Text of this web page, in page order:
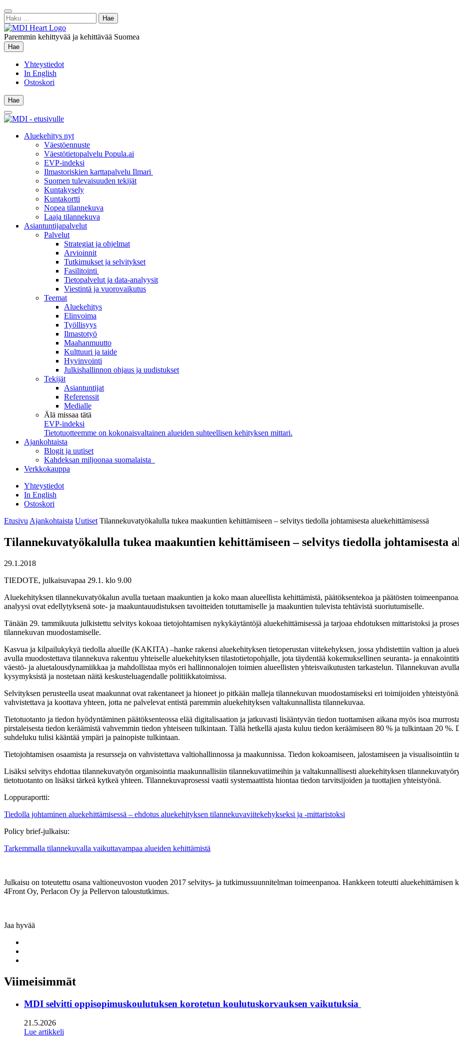
Siirry
sisältöön
Sulje
hae
Haku:
Paremmin kehittyvää ja kehittävää Suomea
Hae
Hae
Yhteystiedot
In English
Ostoskori
Hae
Hae
Main
Menu
Aluekehitys nyt
Väestöennuste
Väestötietopalvelu Popula.ai
EVP-indeksi
Ilmastoriskien karttapalvelu Ilmari
Suomen tulevaisuuden tekijät
Kuntakysely
Kuntakortti
Nopea tilannekuva
Laaja tilannekuva
Asiantuntijapalvelut
Palvelut
Strategiat ja ohjelmat
Arvioinnit
Tutkimukset ja selvitykset
Fasilitointi
Tietopalvelut ja data-analyysit
Viestintä ja vuorovaikutus
Teemat
Aluekehitys
Elinvoima
Työllisyys
Ilmastotyö
Maahanmuutto
Kulttuuri ja taide
Hyvinvointi
Julkishallinnon ohjaus ja uudistukset
Tekijät
Asiantuntijat
Referenssit
Medialle
Älä missaa tätä
EVP-indeksi
Tietotuotteemme on kokonaisvaltainen alueiden suhteellisen kehityksen mittari.
Ajankohtaista
Blogit ja uutiset
Kahdeksan miljoonaa suomalaista
Verkkokauppa
Yhteystiedot
In English
Ostoskori
Etusivu Ajankohtaista Uutiset Tilannekuvatyökalulla tukea maakuntien kehittämiseen – selvitys tiedolla johtamisesta aluekehittämisessä
Tilannekuvatyökalulla tukea maakuntien kehittämiseen – selvitys tiedolla johtamisesta
29.1.2018
TIEDOTE, julkaisuvapaa 29.1. klo 9.00
Aluekehityksen tilannekuvatyökalun avulla tuetaan maakuntien ja koko maan alueellista kehittämistä, päätöksentekoa ja päätösten
analyysi ovat edellytyksenä sote- ja maakuntauudistuksen tavoitteiden totuttamiselle ja maakuntien tulevista tehtävistä suoriutumiselle.
Tänään 29. tammikuuta julkistettu selvitys kokoaa tietojohtamisen nykykäytäntöjä aluekehittämisessä ja tarjoaa ehdotuksen mittaristoksi ja
tilannekuvan muodostamiselle.
Kasvua ja kilpailukykyä tiedolla alueille (KAKITA) –hanke rakensi aluekehityksen tietoperustan viitekehyksen, jossa yhdistettiin valtion ja
avulla muodostettava tilannekuva rakentuu yhteiselle aluekehityksen tilastotietopohjalle, jota täydentää kokemuksellinen seuranta- ja
väestö- ja aluetalousdynamiikkaa ja mahdollistaa myös eri hallinnonalojen toimien alueellisten yhteisvaikutusten tarkastelun. Tilannekuvan
kysymyksistä ja nostetaan näitä keskusteluagendalle politiikkatoimissa.
Selvityksen perusteella useat maakunnat ovat rakentaneet ja hioneet jo pitkään malleja tilannekuvan muodostamiseksi eri toimijoiden
vahvistettava ja koottava yhteen, jotta ne palvelevat entistä paremmin aluekehityksen valtakunnallista tilannekuvaa.
Tietotuotanto ja tiedon hyödyntäminen päätöksenteossa elää digitalisaation ja jatkuvasti lisääntyvän tiedon tuottamisen aikana myös isoa
pirstaleisesta tiedon keräämistä vahvemmin tiedon yhteiseen tulkintaan. Tällä hetkellä ajasta kuluu tiedon keräämiseen 80 % ja tulkintaan 20
suhdeluku tulisi kääntää ympäri ja painopiste tulkintaan.
Tietojohtamisen osaamista ja resursseja on vahvistettava valtiohallinnossa ja maakunnissa. Tiedon kokoamiseen, jalostamiseen ja visualisointiin
Lisäksi selvitys ehdottaa tilannekuvatyön organisointia maakunnallisiin tilannekuvatiimeihin ja valtakunnallisesti aluekehityksen
tietotuotanto on lisäksi tärkeä kytkeä yhteen. Tilannekuvaprosessi vaatii systemaattista hiontaa tiedon tarvitsijoiden ja tuottajien yhteistyönä.
Loppuraportti:
Tiedolla johtaminen aluekehittämisessä – ehdotus aluekehityksen tilannekuvaviitekehykseksi ja -mittaristoksi
Policy brief-julkaisu:
Tarkemmalla tilannekuvalla vaikuttavampaa alueiden kehittämistä
Julkaisu on toteutettu osana valtioneuvoston vuoden 2017 selvitys- ja tutkimussuunnitelman toimeenpanoa. Hankkeen toteutti
4Front Oy, Perlacon Oy ja Pellervon taloustutkimus.
Jaa hyvää
twitter
Viimeisimmät
MDI selvitti oppisopimuskoulutuksen korotetun koulutuskorvauksen vaikutuksia
21.5.2026
Lue artikkeli